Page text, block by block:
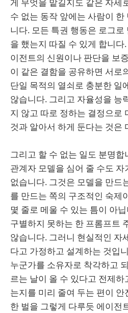
게 무엇을 맡길지도 같은 자세
수 없는 동작 앞에는 사람이
니다. 모든 특권 행동은 로그로
을 했는지 따질 수 있게 합니다
이전트의 신원이나 판단을 보
이 같은 결함을 공유하면 서로
단일 목적의 열쇠로 충분한 일
않습니다. 그리고 자율성을 능
지 않고 따로 정하는 결정으로
것과 알아서 하게 둔다는 것은
그리고 할 수 없는 일도 분명
관계자 모델을 심어 줄 수도
없습니다. 그것은 모델을 만드
를 만드는 쪽의 구조적인 숙제
몇 줄로 메울 수 있는 틈이 아
구별하지 못하는 한 프롬프트
않습니다. 그러니 현실적인 자
다고 가정하고 설계하는 것입
누군가를 소유자로 착각하고
르는 날이 올 수 있다고 전제
는지를 미리 줄여 두는 편이
한 벌을 그렇게 다루듯 에이전